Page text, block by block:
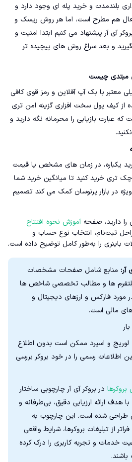
بلندمدت و خرید پله ای وجود دارد و
هم مطرح است، اما هر روش ریسک و
آی آر پیشنهاد می کنیم ابتدا امنیت و
و بعد سراغ روش های پیچیده تر
مبتدی چیست
معتبر با بک آپ آفلاین و رمز قوی کافی
از کیف پول سخت افزاری گزینه امن تری
عبارت بازیابی را محرمانه نگه دارید و
یکباره، در زمان های مشخص یا قیمت
خرید کنید تا میانگین خرید شما
در بازار پرنوسان کمک می کند تصمیم
را دارید، صفحه آموزش نحوه افتتاح
ثبت‌نام، انتخاب نوع حساب و
باینری را به‌طور کامل توضیح داده است.
آر: منابع شامل صفحات مشخصات
پلتفرم ها و مطالب تخصصی شاخص ها
مورد فارکس و ارزهای دیجیتال و
مالی است.
لوریج و اسپرد ممکن است بدون اطلاع
اطلاعات رسمی را در خود بروکر بررسی
در بروکر آی آر چارچوبی ساختار
هدف ارائه ارزیابی دقیق، بی‌طرفانه و
طراحی شده است. این چارچوب به
از تبلیغات بروکرها، شرایط واقعی
خدمات و تجربه کاربری را درک کرده
باشند.